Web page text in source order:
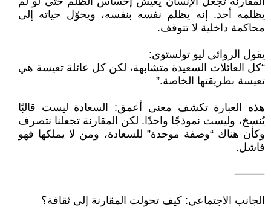
يظلمه أحد. إنه يظلم نفسه بنفسه، ويحوّل حياته إلى
محاكمة داخلية لا تتوقف.
يقول الروائي ليو تولستوي:
“كل العائلات السعيدة متشابهة، لكن كل عائلة تعيسة هي
تعيسة بطريقتها الخاصة.”
هذه العبارة تكشف معنى أعمق: السعادة ليست قالبًا
يُنسخ، وليست نموذجًا واحدًا. لكن المقارنة تجعلنا نتصرف
وكأن هناك “وصفة موحدة” للسعادة، ومن لا يملكها فهو
فاشل.
⸻
الجانب الاجتماعي: كيف تحولت المقارنة إلى ثقافة؟